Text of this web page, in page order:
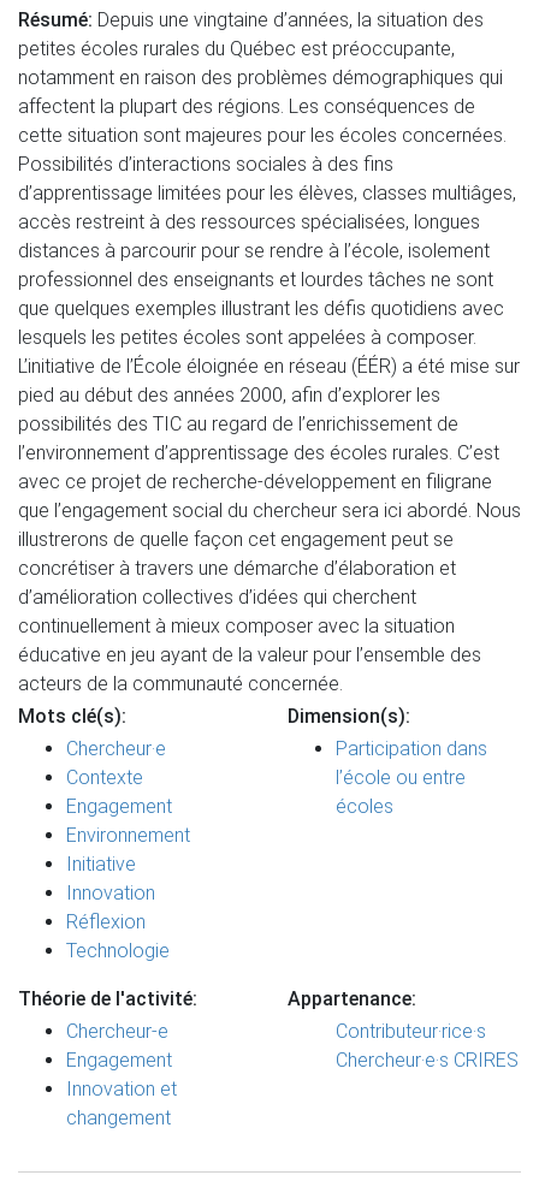
Résumé: Depuis une vingtaine d’années, la situation des
petites écoles rurales du Québec est préoccupante,
notamment en raison des problèmes démographiques qui
affectent la plupart des régions. Les conséquences de
cette situation sont majeures pour les écoles concernées.
Possibilités d’interactions sociales à des fins
d’apprentissage limitées pour les élèves, classes multiâges,
accès restreint à des ressources spécialisées, longues
distances à parcourir pour se rendre à l’école, isolement
professionnel des enseignants et lourdes tâches ne sont
que quelques exemples illustrant les défis quotidiens avec
lesquels les petites écoles sont appelées à composer.
L’initiative de l’École éloignée en réseau (ÉÉR) a été mise sur
pied au début des années 2000, afin d’explorer les
possibilités des TIC au regard de l’enrichissement de
l’environnement d’apprentissage des écoles rurales. C’est
avec ce projet de recherche-développement en filigrane
que l’engagement social du chercheur sera ici abordé. Nous
illustrerons de quelle façon cet engagement peut se
concrétiser à travers une démarche d’élaboration et
d’amélioration collectives d’idées qui cherchent
continuellement à mieux composer avec la situation
éducative en jeu ayant de la valeur pour l’ensemble des
acteurs de la communauté concernée.
Mots clé(s):
Chercheur·e
Contexte
Engagement
Environnement
Initiative
Innovation
Réflexion
Technologie
Dimension(s):
Participation dans
l’école ou entre
écoles
Théorie de l'activité:
Chercheur-e
Engagement
Innovation et
changement
Appartenance:
Contributeur·rice·s
Chercheur·e·s CRIRES